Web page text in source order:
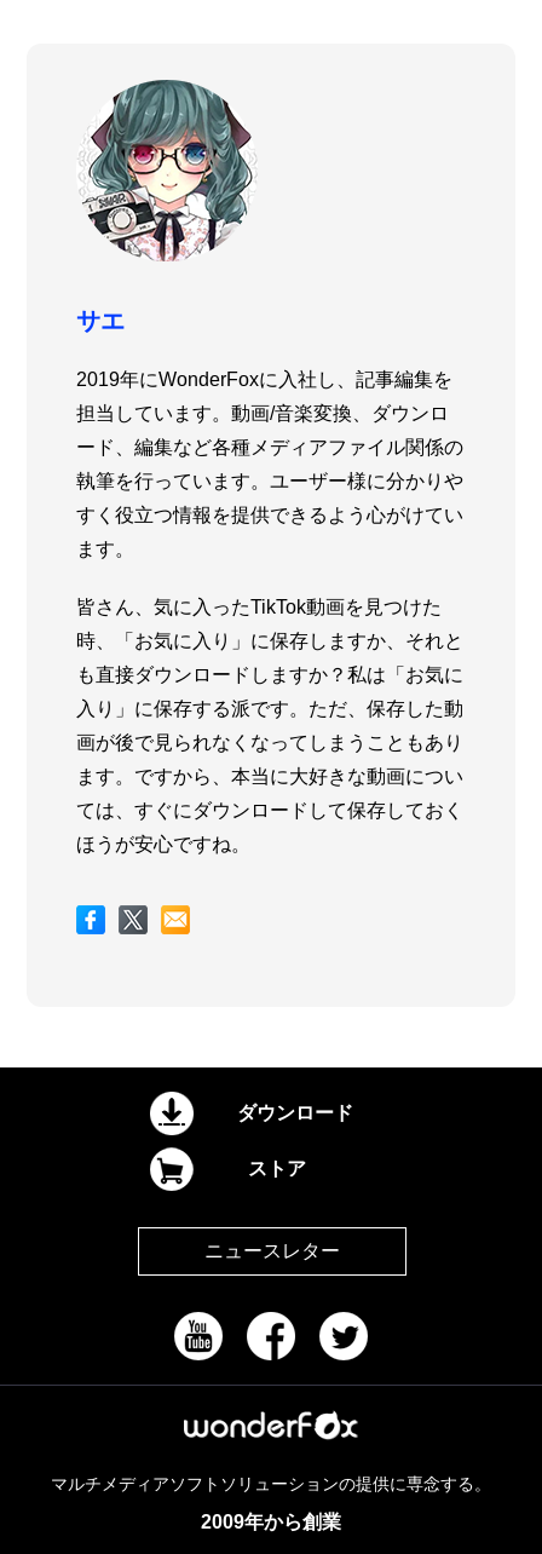
サエ
2019年にWonderFoxに入社し、記事編集を
担当しています。動画/音楽変換、ダウンロ
ード、編集など各種メディアファイル関係の
執筆を行っています。ユーザー様に分かりや
すく役立つ情報を提供できるよう心がけてい
ます。
皆さん、気に入ったTikTok動画を見つけた
時、「お気に入り」に保存しますか、それと
も直接ダウンロードしますか？私は「お気に
入り」に保存する派です。ただ、保存した動
画が後で見られなくなってしまうこともあり
ます。ですから、本当に大好きな動画につい
ては、すぐにダウンロードして保存しておく
ほうが安心ですね。
ダウンロード
ストア
ニュースレター
マルチメディアソフトソリューションの提供に専念する。
2009年から創業